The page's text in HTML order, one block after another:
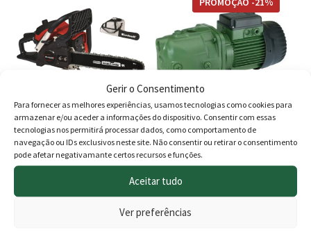
Gerir o Consentimento
Para fornecer as melhores experiências, usamos tecnologias como cookies para
armazenar e/ou aceder a informações do dispositivo. Consentir com essas
tecnologias nos permitirá processar dados, como comportamento de
navegação ou IDs exclusivos neste site. Não consentir ou retirar o consentimento
pode afetar negativamante certos recursos e funções.
Aceitar tudo
Ver preferências
348.00 €
Motosserra Motor EINHELL
GC-PC 1335
Bomba DAB 1HP JET 102 M
199.00
preço